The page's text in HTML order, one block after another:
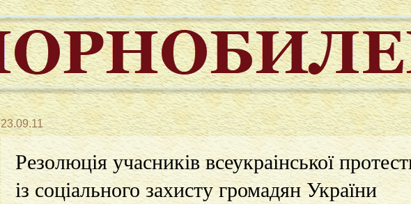
23.09.11
Резолюція учасників всеукраінської
із соціального захисту громадян України